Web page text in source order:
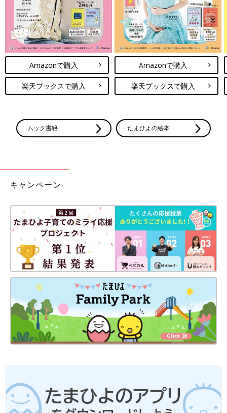
Amazonで購入
楽天ブックスで購入
Amazonで購入
楽天ブックスで購入
ムック書籍 たまひよの絵本
キャンペーン